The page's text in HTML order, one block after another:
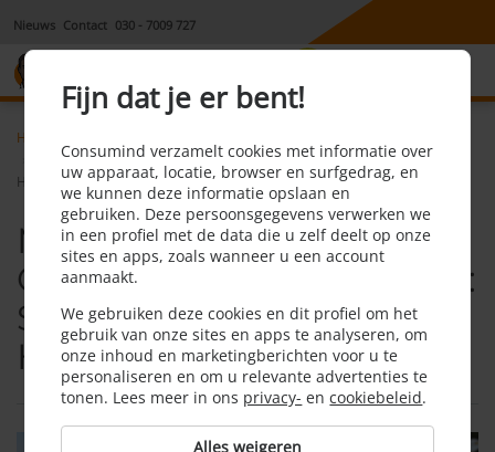
Nieuws Contact 030 - 7009 727
Home
Maatregelen tegen Overbelasting Stroomnet: Slimme Laadpalen en
Hybride Warmtepompen
Maatregelen tegen
Overbelasting Stroomnet:
Slimme Laadpalen en
Hybride Warmtepompen
Fijn dat je er bent!
Consumind verzamelt cookies met informatie over
uw apparaat, locatie, browser en surfgedrag, en
we kunnen deze informatie opslaan en
gebruiken. Deze persoonsgegevens verwerken we
in een profiel met de data die u zelf deelt op onze
sites en apps, zoals wanneer u een account
aanmaakt.
We gebruiken deze cookies en dit profiel om het
gebruik van onze sites en apps te analyseren, om
onze inhoud en marketingberichten voor u te
personaliseren en om u relevante advertenties te
tonen. Lees meer in ons privacy- encookiebeleid.
Alles weigeren